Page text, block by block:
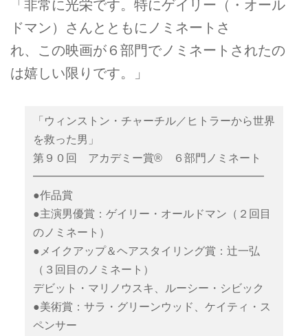
「非常に光栄です。特にゲイリー（・オール
ドマン）さんとともにノミネートさ
れ、この映画が６部門でノミネートされたの
は嬉しい限りです。」
「ウィンストン・チャーチル／ヒトラーから世界
を救った男」
第９０回 アカデミー賞® ６部門ノミネート
━━━━━━━━━━━━━━━━━━━━━
●作品賞
●主演男優賞：ゲイリー・オールドマン（２回目
のノミネート）
●メイクアップ＆ヘアスタイリング賞：辻一弘
（３回目のノミネート）
デビット・マリノウスキ、ルーシー・シビック
●美術賞：サラ・グリーンウッド、ケイティ・ス
ペンサー